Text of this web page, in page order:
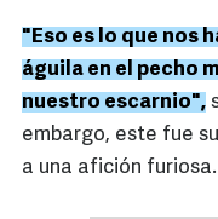
"Eso es lo que nos
águila en el pecho
nuestro escarnio",
embargo, este fue
a una afición furiosa.